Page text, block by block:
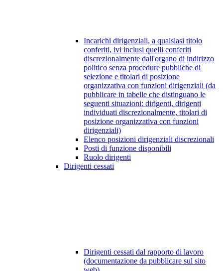
Incarichi dirigenziali, a qualsiasi titolo
conferiti, ivi inclusi quelli conferiti
discrezionalmente dall'organo di indirizzo
politico senza procedure pubbliche di
selezione e titolari di posizione
organizzativa con funzioni dirigenziali (da
pubblicare in tabelle che distinguano le
seguenti situazioni: dirigenti, dirigenti
individuati discrezionalmente, titolari di
posizione organizzativa con funzioni
dirigenziali)
Elenco posizioni dirigenziali discrezionali
Posti di funzione disponibili
Ruolo dirigenti
Dirigenti cessati
Dirigenti cessati dal rapporto di lavoro
(documentazione da pubblicare sul sito